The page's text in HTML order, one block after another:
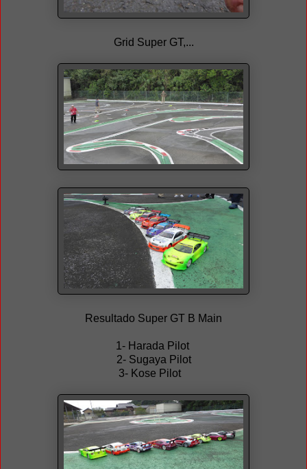
Grid Super GT,...
Resultado Super GT B Main
1- Harada Pilot
2- Sugaya Pilot
3- Kose Pilot